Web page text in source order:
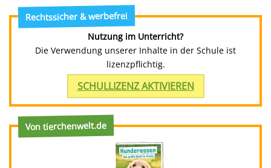
Rechtssicher & werbefrei
Nutzung im Unterricht?
Die Verwendung unserer Inhalte in der Schule ist
lizenzpflichtig.
SCHULLIZENZ AKTIVIEREN
Von tierchenwelt.de